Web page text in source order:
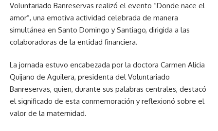
Voluntariado Banreservas realizó el evento “Donde nace el
amor”, una emotiva actividad celebrada de manera
simultánea en Santo Domingo y Santiago, dirigida a las
colaboradoras de la entidad financiera.
La jornada estuvo encabezada por la doctora Carmen Alicia
Quijano de Aguilera, presidenta del Voluntariado
Banreservas, quien, durante sus palabras centrales, destacó
el significado de esta conmemoración y reflexionó sobre el
valor de la maternidad.